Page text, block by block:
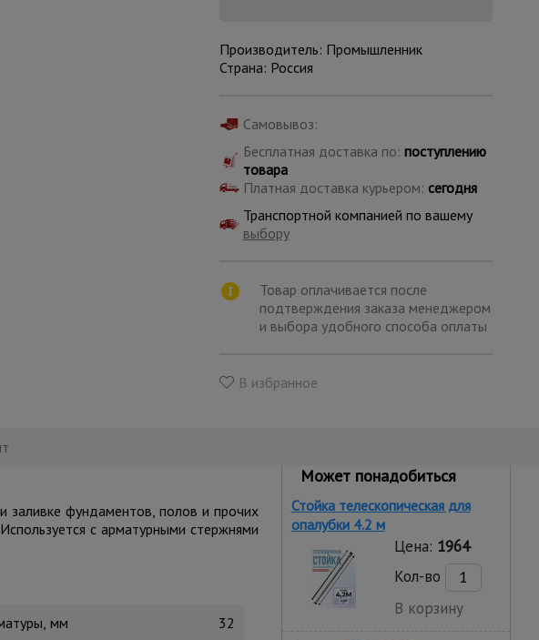
всех
Производитель: Промышленник
Страна: Россия
Самовывоз:
Бесплатная доставка по: поступлению
товара
Платная доставка курьером: сегодня
Транспортной компанией по вашему
выбору
Товар оплачивается после
подтверждения заказа менеджером
и выбора удобного способа оплаты
В избранное
заливке фундаментов, полов и прочих
с арматурными стержнями
мм
32
Может понадобиться
Стойка телескопическая для
опалубки 4.2 м
Цена: 1964
Кол-во
В корзину